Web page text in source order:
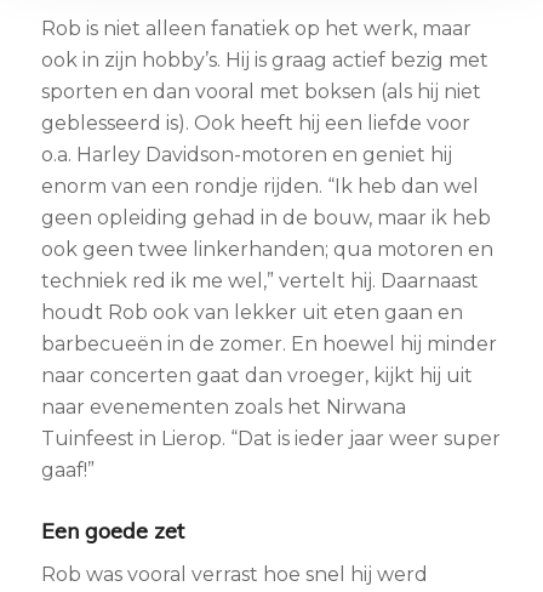
Rob is niet alleen fanatiek op het werk, maar
ook in zijn hobby’s. Hij is graag actief bezig met
sporten en dan vooral met boksen (als hij niet
geblesseerd is). Ook heeft hij een liefde voor
o.a. Harley Davidson-motoren en geniet hij
enorm van een rondje rijden. “Ik heb dan wel
geen opleiding gehad in de bouw, maar ik heb
ook geen twee linkerhanden; qua motoren en
techniek red ik me wel,” vertelt hij. Daarnaast
houdt Rob ook van lekker uit eten gaan en
barbecueën in de zomer. En hoewel hij minder
naar concerten gaat dan vroeger, kijkt hij uit
naar evenementen zoals het Nirwana
Tuinfeest in Lierop. “Dat is ieder jaar weer super
gaaf!”
Een goede zet
Rob was vooral verrast hoe snel hij werd